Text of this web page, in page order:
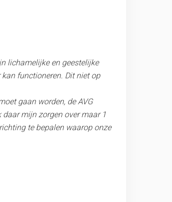
lichamelijke en geestelijke
functioneren. Dit niet op
gaan worden, de AVG
mijn zorgen over maar 1
te bepalen waarop onze